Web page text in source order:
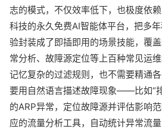
志的模式，不仅效率低下，也极度依
科技的永久免费AI智能体平台，把多
验封装成了即插即用的场景技能，覆
常分析、故障源定位等上百种常见运
记忆复杂的过滤规则，也不需要精通
要用自然语言描述故障现象——比如“
的ARP异常，定位故障源并评估影响
应的流量分析工具，自动统计异常流